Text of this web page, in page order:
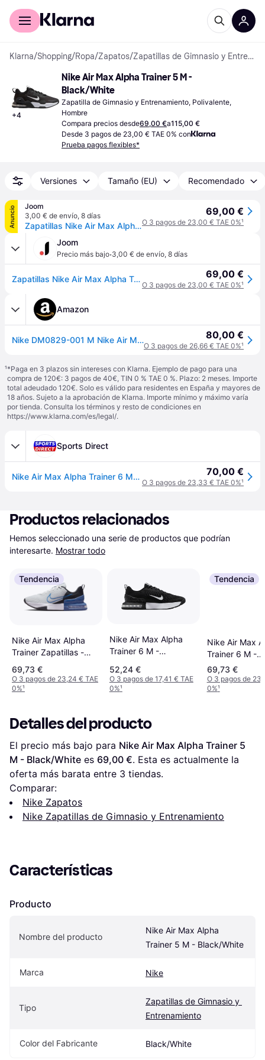
Comprar con Klarna
Klarna/Shopping/Ropa/Zapatos/ Zapatillas de Gimnasio y Entrenamiento
+4
Nike Air Max Alpha Trainer 5 M -
Black/White
Zapatilla de Gimnasio y Entrenamiento, Polivalente,
Hombre
Compara precios desde69,00 €a115,00 €
Desde 3 pagos de 23,00 € TAE 0% con
Prueba pagos flexibles*
Versiones Tamaño (EU) Recomendado
Anuncio
Joom
3,00 € de envío, 8 días
Zapatillas Nike Air Max Alpha Trainer 5 Negro Blanco Hombre DM0829-001 44
69,00 €
O 3 pagos de 23,00 € TAE 0%¹
Joom
Precio más bajo·3,00 € de envío, 8 días
Zapatillas Nike Air Max Alpha Trainer 5 Negro Blanco Hombre DM0829-001 44 69,00 €
O 3 pagos de 23,00 € TAE 0%¹
Amazon
Nike DM0829-001 M Nike Air MAX Alpha Trainer 5 Sneaker Adult Black/White-Black 43 80,00 €
O 3 pagos de 26,66 € TAE 0%¹
¹*Paga en 3 plazos sin intereses con Klarna. Ejemplo de pago para una
compra de 120€: 3 pagos de 40€, TIN 0 % TAE 0 %. Plazo: 2 meses. Importe
total adeudado 120€. Solo es válido para residentes en España y mayores de
18 años. Sujeto a la aprobación de Klarna. Importe mínimo y máximo varía
por tienda. Consulta los términos y resto de condiciones en
https://www.klarna.com/es/legal/.
Sports Direct
Nike Air Max Alpha Trainer 6 Mens Workout Shoes 70,00 €
O 3 pagos de 23,33 € TAE 0%¹
Productos relacionados
Hemos seleccionado una serie de productos que podrían
interesarte. Mostrar todo
Tendencia
Nike Air Max Alpha
Trainer Zapatillas -
Blanco
69,73 €
O 3 pagos de 23,24 € TAE
0%¹
Nike Air Max Alpha
Trainer 6 M -
52,24 €
O 3 pagos de 17,41 € TAE
0%¹
Tendencia
Nike Air Max
Trainer 6 M -
Sail/Coconut
Milk/Team
69,73 €
O 3 pagos de
0%¹
Detalles del producto
El precio más bajo para Nike Air Max Alpha Trainer 5
M - Black/White es 69,00 €. Esta es actualmente la
oferta más barata entre 3 tiendas.
Comparar:
Nike Zapatos
Nike Zapatillas de Gimnasio y Entrenamiento
Características
Producto
Nombre del producto
Nike Air Max Alpha
Trainer 5 M - Black/White
Marca Nike
Tipo
Zapatillas de Gimnasio y
Entrenamiento
Color del Fabricante Black/White